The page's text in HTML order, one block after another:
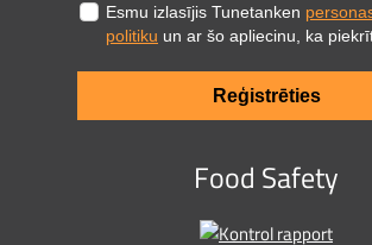
Esmu izlasījis Tunetanken
politiku un ar šo apliecinu, ka
Reģistrēties
Food Safety